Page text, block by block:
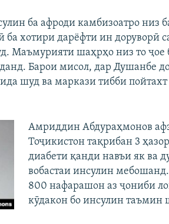
ба афроди камбизоатро низ
ба хотири дарёфти ин доруворӣ
Маъмурияти шаҳрҳо низ то ҷое
Барои мисол, дар Душанбе
шуд ва маркази тибби
Амриддин Абдураҳмонов
Тоҷикистон тақрибан 3
диабети қанди навъи як ва
вобастаи инсулин
800 нафарашон аз ҷониби
кӯдакон бо инсулин таъмин